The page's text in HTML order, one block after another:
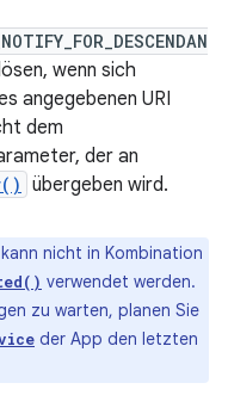
wenn sich
angegebenen URI
dem
der an
übergeben wird.
kann nicht in Kombination
verwendet werden.
zu warten, planen Sie
der App den letzten